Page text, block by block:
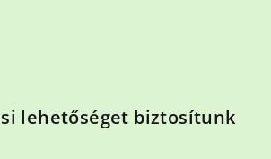
lehetőséget biztosítunk